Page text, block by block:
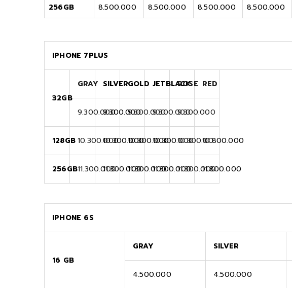
256GB
8.500.000 8.500.000 8.500.000 8.500.000
IPHONE 7PLUS
32GB
GRAY SILVERGOLD JETBLACK
ROSE RED
9.300.0009.300.0009.300.0009.300.0009.300.000
128GB10.300.00010.300.00010.300.00010.300.00010.300.0010.800.000
256GB11.300.00011.300.00011.300.00011.300.00011.300.00011.800.000
IPHONE 6S
16 GB
GRAY SILVER
4.500.000 4.500.000